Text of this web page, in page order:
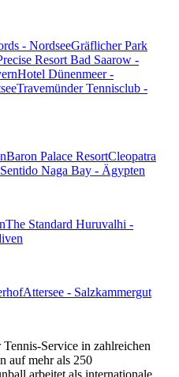
- NordseeGräflicher Park
Resort Bad Saarow -
Hotel Dünenmeer -
Travemünder Tennisclub -
Baron Palace ResortCleopatra
Naga Bay - Ägypten
The Standard Huruvalhi -
Attersee - Salzkammergut
Service in zahlreichen
auf mehr als 250